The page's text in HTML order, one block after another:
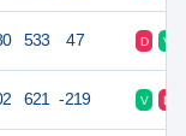
533 47 D V
621 -219 V D